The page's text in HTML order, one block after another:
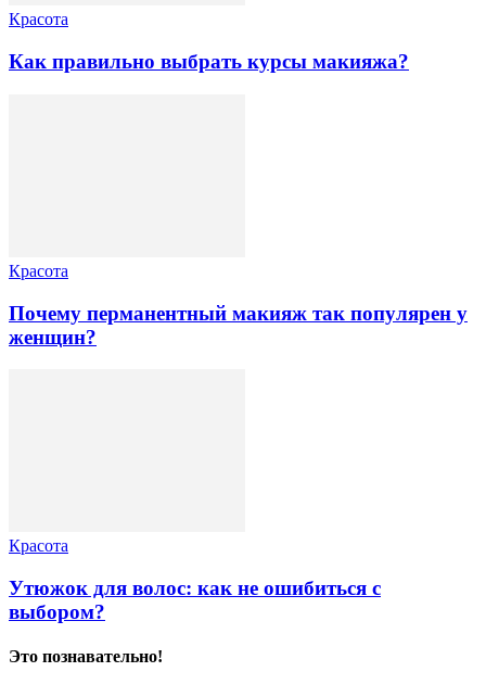
Красота
Как правильно выбрать курсы макияжа?
Красота
Почему перманентный макияж так популярен у
женщин?
Красота
Утюжок для волос: как не ошибиться с
выбором?
Это познавательно!